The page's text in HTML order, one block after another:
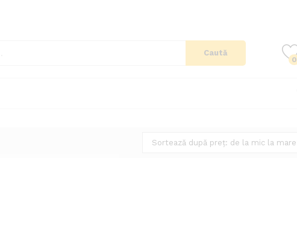
Caută
0
Sortează după preț: de la mic la mare